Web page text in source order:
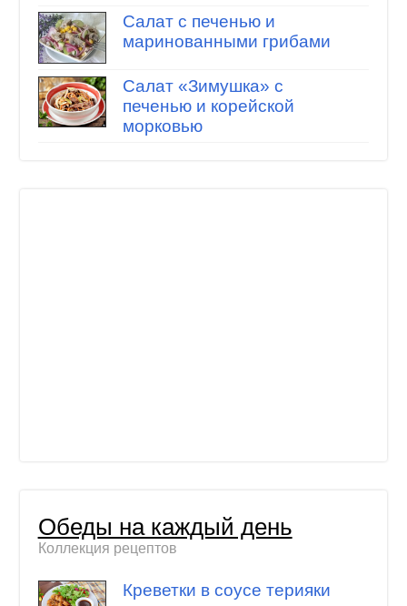
Салат с печенью и
маринованными грибами
Салат «Зимушка» с
печенью и корейской
морковью
Обеды на каждый день
Коллекция рецептов
Креветки в соусе терияки